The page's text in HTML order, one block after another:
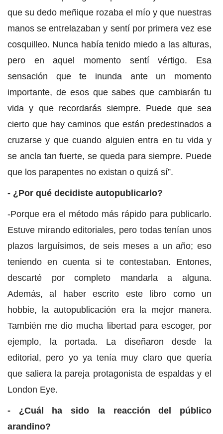
que su dedo meñique rozaba el mío y que nuestras
manos se entrelazaban y sentí por primera vez ese
cosquilleo. Nunca había tenido miedo a las alturas,
pero en aquel momento sentí vértigo. Esa
sensación que te inunda ante un momento
importante, de esos que sabes que cambiarán tu
vida y que recordarás siempre. Puede que sea
cierto que hay caminos que están predestinados a
cruzarse y que cuando alguien entra en tu vida y
se ancla tan fuerte, se queda para siempre. Puede
que los parapentes no existan o quizá sí”.
- ¿Por qué decidiste autopublicarlo?
-Porque era el método más rápido para publicarlo.
Estuve mirando editoriales, pero todas tenían unos
plazos larguísimos, de seis meses a un año; eso
teniendo en cuenta si te contestaban. Entones,
descarté por completo mandarla a alguna.
Además, al haber escrito este libro como un
hobbie, la autopublicación era la mejor manera.
También me dio mucha libertad para escoger, por
ejemplo, la portada. La diseñaron desde la
editorial, pero yo ya tenía muy claro que quería
que saliera la pareja protagonista de espaldas y el
London Eye.
- ¿Cuál ha sido la reacción del público
arandino?